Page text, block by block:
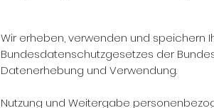
Wir erheben, verwenden und speichern
Bundesdatenschutzgesetzes der
Datenerhebung und Verwendung.
Nutzung und Weitergabe